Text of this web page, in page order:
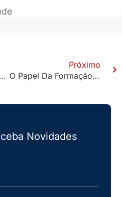
“MPOX: O Mundo Está Preparado Para Outra Pandemia?” – Artigo Da Profa. Renata Lima Alcino É Publicado No Estadão
Próximo
O Papel Da Formação Acadêmica No Futuro Da Enfermagem
Novidades